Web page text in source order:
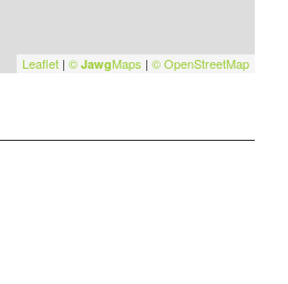
Leaflet | © JawgMaps | © OpenStreetMap